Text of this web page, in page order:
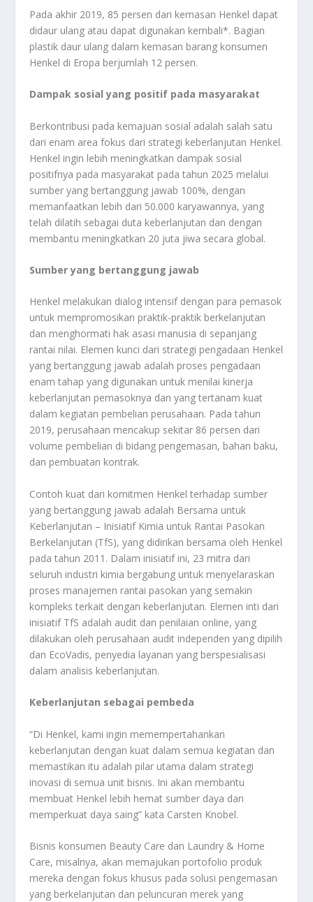
Pada akhir 2019, 85 persen dari kemasan Henkel dapat
didaur ulang atau dapat digunakan kembali*. Bagian
plastik daur ulang dalam kemasan barang konsumen
Henkel di Eropa berjumlah 12 persen.
Dampak sosial yang positif pada masyarakat
Berkontribusi pada kemajuan sosial adalah salah satu
dari enam area fokus dari strategi keberlanjutan Henkel.
Henkel ingin lebih meningkatkan dampak sosial
positifnya pada masyarakat pada tahun 2025 melalui
sumber yang bertanggung jawab 100%, dengan
memanfaatkan lebih dari 50.000 karyawannya, yang
telah dilatih sebagai duta keberlanjutan dan dengan
membantu meningkatkan 20 juta jiwa secara global.
Sumber yang bertanggung jawab
Henkel melakukan dialog intensif dengan para pemasok
untuk mempromosikan praktik-praktik berkelanjutan
dan menghormati hak asasi manusia di sepanjang
rantai nilai. Elemen kunci dari strategi pengadaan Henkel
yang bertanggung jawab adalah proses pengadaan
enam tahap yang digunakan untuk menilai kinerja
keberlanjutan pemasoknya dan yang tertanam kuat
dalam kegiatan pembelian perusahaan. Pada tahun
2019, perusahaan mencakup sekitar 86 persen dari
volume pembelian di bidang pengemasan, bahan baku,
dan pembuatan kontrak.
Contoh kuat dari komitmen Henkel terhadap sumber
yang bertanggung jawab adalah Bersama untuk
Keberlanjutan – Inisiatif Kimia untuk Rantai Pasokan
Berkelanjutan (TfS), yang didirikan bersama oleh Henkel
pada tahun 2011. Dalam inisiatif ini, 23 mitra dari
seluruh industri kimia bergabung untuk menyelaraskan
proses manajemen rantai pasokan yang semakin
kompleks terkait dengan keberlanjutan. Elemen inti dari
inisiatif TfS adalah audit dan penilaian online, yang
dilakukan oleh perusahaan audit independen yang dipilih
dan EcoVadis, penyedia layanan yang berspesialisasi
dalam analisis keberlanjutan.
Keberlanjutan sebagai pembeda
“Di Henkel, kami ingin memempertahankan
keberlanjutan dengan kuat dalam semua kegiatan dan
memastikan itu adalah pilar utama dalam strategi
inovasi di semua unit bisnis. Ini akan membantu
membuat Henkel lebih hemat sumber daya dan
memperkuat daya saing” kata Carsten Knobel.
Bisnis konsumen Beauty Care dan Laundry & Home
Care, misalnya, akan memajukan portofolio produk
mereka dengan fokus khusus pada solusi pengemasan
yang berkelanjutan dan peluncuran merek yang